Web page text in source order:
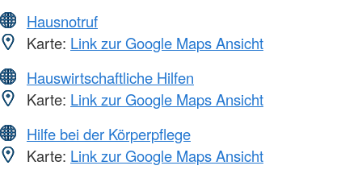
Hausnotruf
Karte: Link zur Google Maps Ansicht
Hauswirtschaftliche Hilfen
Karte: Link zur Google Maps Ansicht
Hilfe bei der Körperpflege
Karte: Link zur Google Maps Ansicht